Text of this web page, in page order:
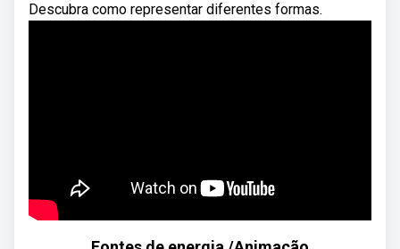
Descubra como representar diferentes formas.